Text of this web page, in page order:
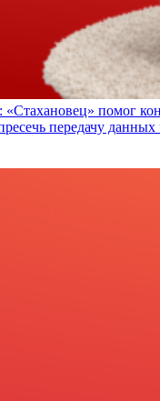
«Стахановец» помог
передачу данных